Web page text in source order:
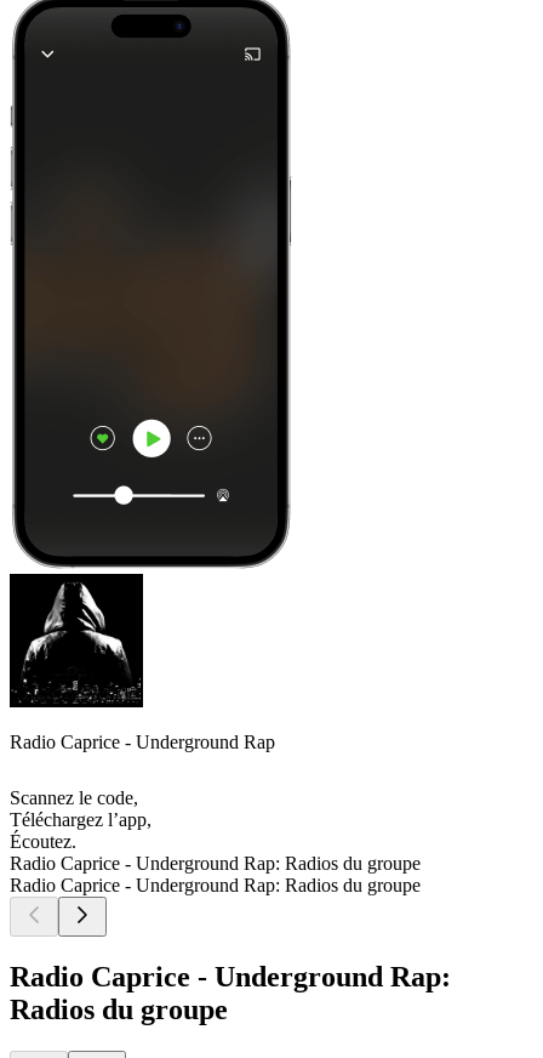
Radio Caprice - Underground Rap
Scannez le code,
Téléchargez l’app,
Écoutez.
Radio Caprice - Underground Rap: Radios du groupe
Radio Caprice - Underground Rap: Radios du groupe
Radio Caprice - Underground Rap:
Radios du groupe